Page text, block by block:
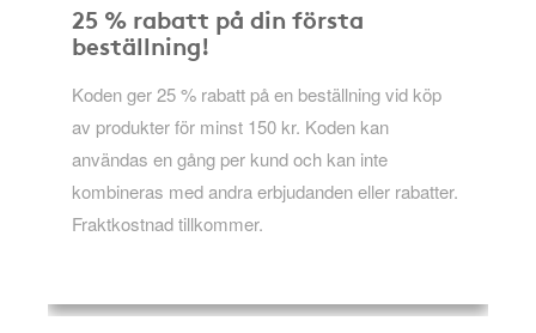
25 % rabatt på din första
beställning!
Koden ger 25 % rabatt på en beställning vid köp
av produkter för minst 150 kr. Koden kan
användas en gång per kund och kan inte
kombineras med andra erbjudanden eller rabatter.
Fraktkostnad tillkommer.